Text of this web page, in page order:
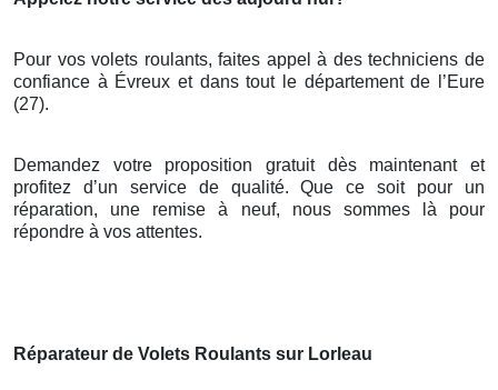
Pour vos volets roulants, faites appel à des techniciens de
confiance à Évreux et dans tout le département de l’Eure
(27).
Demandez votre proposition gratuit dès maintenant et
profitez d’un service de qualité. Que ce soit pour un
réparation, une remise à neuf, nous sommes là pour
répondre à vos attentes.
Réparateur de Volets Roulants sur Lorleau